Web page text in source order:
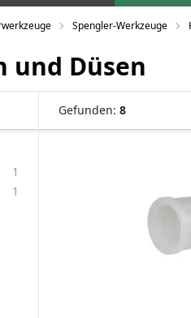
Spengler-Werkzeuge
und Düsen
1
1
Gefunden: 8